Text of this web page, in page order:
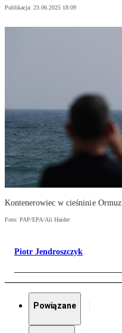
Publikacja: 23.06.2025 18:09
Kontenerowiec w cieśninie Ormuz
Foto: PAP/EPA/Ali Haider
Piotr Jendroszczyk
Powiązane